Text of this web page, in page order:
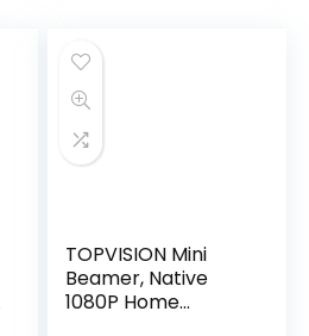
TOPVISION Mini
Beamer, Native
1080P Home